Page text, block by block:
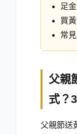
足
買
常
父親
式？
父親節送